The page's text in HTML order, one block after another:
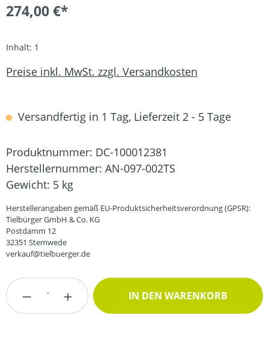
274,00 €*
Inhalt: 1
Preise inkl. MwSt. zzgl. Versandkosten
Versandfertig in 1 Tag, Lieferzeit 2 - 5 Tage
Produktnummer: DC-100012381
Herstellernummer: AN-097-002TS
Gewicht: 5 kg
Herstellerangaben gemäß EU-Produktsicherheitsverordnung (GPSR):
Tielbürger GmbH & Co. KG
Postdamm 12
32351 Stemwede
verkauf@tielbuerger.de
Produkt Anzahl: Gib den gewünschten
IN DEN WARENKORB